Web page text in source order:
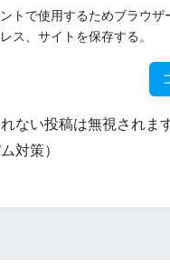
トで使用するためブラウザ
ス、サイトを保存する。
ない投稿は無視されま
対策）